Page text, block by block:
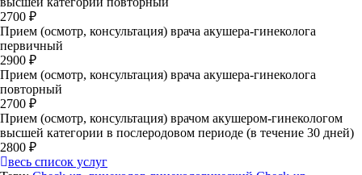
2700 ₽
Прием (осмотр, консультация) врача акушера-гинеколога
первичный
2900 ₽
Прием (осмотр, консультация) врача акушера-гинеколога
повторный
2700 ₽
Прием (осмотр, консультация) врачом акушером-гинекологом
высшей категории в послеродовом периоде (в течение 30 дней)
2800 ₽
весь список услуг